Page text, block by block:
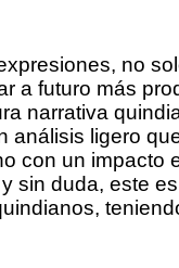
no
a futuro más
narrativa
análisis ligero
con un impacto
sin duda, este